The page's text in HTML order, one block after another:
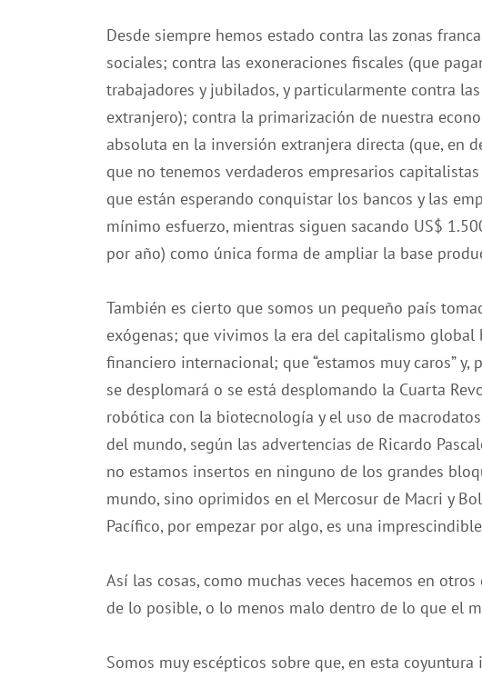
Desde siempre hemos estado contra las zonas
sociales; contra las exoneraciones fiscales (que
trabajadores y jubilados, y particularmente contra
extranjero); contra la primarización de nuestra
absoluta en la inversión extranjera directa (que, en
que no tenemos verdaderos empresarios
que están esperando conquistar los bancos y las
mínimo esfuerzo, mientras siguen sacando US$
por año) como única forma de ampliar la base
También es cierto que somos un pequeño país
exógenas; que vivimos la era del capitalismo
financiero internacional; que “estamos muy caros”
se desplomará o se está desplomando la Cuarta
robótica con la biotecnología y el uso de
del mundo, según las advertencias de Ricardo
no estamos insertos en ninguno de los grandes
mundo, sino oprimidos en el Mercosur de Macri y
Pacífico, por empezar por algo, es una
Así las cosas, como muchas veces hacemos en
de lo posible, o lo menos malo dentro de lo que el
Somos muy escépticos sobre que, en esta